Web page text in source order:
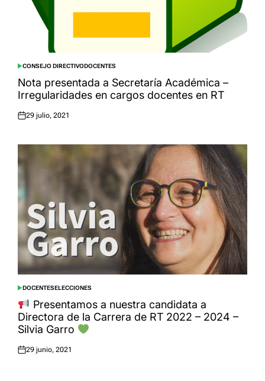
POSTED
IN
CONSEJO DIRECTIVODOCENTES
Nota presentada a Secretaría Académica –
Irregularidades en cargos docentes en RT
Posted
29 julio, 2021
POSTED
IN
DOCENTESELECCIONES
Presentamos a nuestra candidata a
Directora de la Carrera de RT 2022 – 2024 –
Silvia Garro
Posted
29 junio, 2021